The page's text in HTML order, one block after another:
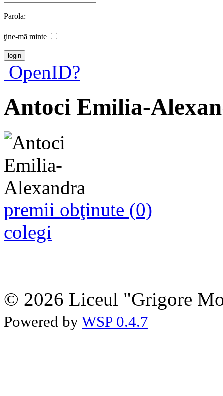
Parola:
ţine-mã minte
OpenID?
Antoci Emilia-
premii obţinute (0)
colegi
© 2026 Liceul "Grigore
Powered by WSP 0.4.7